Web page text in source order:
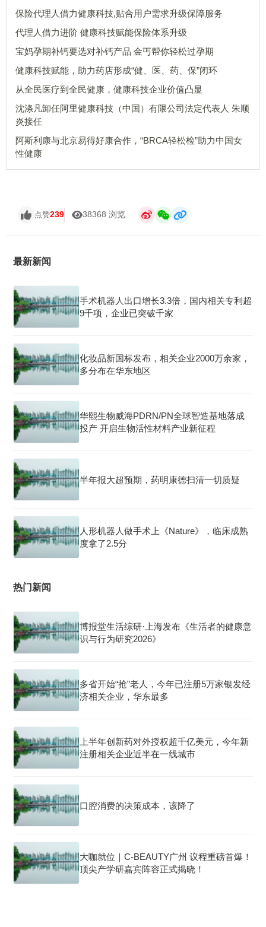
保险代理人借力健康科技,贴合用户需求升级保障服务
代理人借力进阶 健康科技赋能保险体系升级
宝妈孕期补钙要选对补钙产品 金丐帮你轻松过孕期
健康科技赋能，助力药店形成“健、医、药、保”闭环
从全民医疗到全民健康，健康科技企业价值凸显
沈涤凡卸任阿里健康科技（中国）有限公司法定代表人 朱顺
炎接任
阿斯利康与北京易得好康合作，“BRCA轻松检”助力中国女
性健康
点赞239 38368 浏览
最新新闻
手术机器人出口增长3.3倍，国内相关专利超
9千项，企业已突破千家
化妆品新国标发布，相关企业2000万余家，
多分布在华东地区
华熙生物威海PDRN/PN全球智造基地落成
投产 开启生物活性材料产业新征程
半年报大超预期，药明康德扫清一切质疑
人形机器人做手术上《Nature》，临床成熟
度拿了2.5分
热门新闻
博报堂生活综研·上海发布《生活者的健康意
识与行为研究2026》
多省开始“抢”老人，今年已注册5万家银发经
济相关企业，华东最多
上半年创新药对外授权超千亿美元，今年新
注册相关企业近半在一线城市
口腔消费的决策成本，该降了
大咖就位｜C-BEAUTY广州 议程重磅首爆！
顶尖产学研嘉宾阵容正式揭晓！